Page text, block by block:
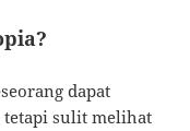
dapat
tetapi sulit melihat